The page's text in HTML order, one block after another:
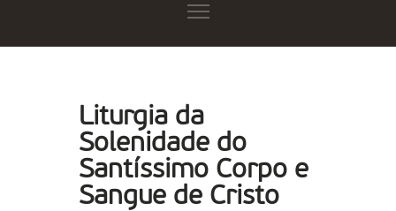
Liturgia da
Solenidade do
Santíssimo Corpo e
Sangue de Cristo